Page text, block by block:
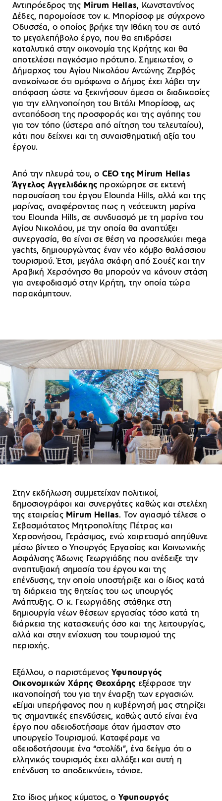
Αντιπρόεδρος της Μirum Hellas, Kωνσταντίνος
Δέδες, παρομοίασε τον κ. Μπορίσοφ με σύγχρονο
Οδυσσέα, ο οποίος βρήκε την Ιθάκη του σε αυτό
το μεγαλεπήβολο έργο, που θα επιδράσει
καταλυτικά στην οικονομία της Κρήτης και θα
αποτελέσει παγκόσμιο πρότυπο. Σημειωτέον, ο
Δήμαρχος του Αγίου Νικολάου Αντώνης Ζερβός
ανακοίνωσε ότι ομόφωνα ο Δήμος έχει λάβει την
απόφαση ώστε να ξεκινήσουν άμεσα οι διαδικασίες
για την ελληνοποίηση του Βιτάλι Μπορίσοφ, ως
ανταπόδοση της προσφοράς και της αγάπης του
για τον τόπο (ύστερα από αίτηση του τελευταίου),
κάτι που δείχνει και τη συναισθηματική αξία του
έργου.
Από την πλευρά του, ο CEO της Mirum Hellas
Άγγελος Αγγελιδάκης προχώρησε σε εκτενή
παρουσίαση του έργου Elounda Hills, αλλά και της
μαρίνας, αναφέροντας πως η νεότευκτη μαρίνα
του Elounda Hills, σε συνδυασμό με τη μαρίνα του
Αγίου Νικολάου, με την οποία θα αναπτύξει
συνεργασία, θα είναι σε θέση να προσελκύει mega
yachts, δημιουργώντας έναν νέο κόμβο θαλάσσιου
τουρισμού. Έτσι, μεγάλα σκάφη από Σουέζ και την
Αραβική Χερσόνησο θα μπορούν να κάνουν στάση
για ανεφοδιασμό στην Κρήτη, την οποία τώρα
παρακάμπτουν.
Στην εκδήλωση συμμετείχαν πολιτικοί,
δημοσιογράφοι και συνεργάτες καθώς και στελέχη
της εταιρείας Mirum Ηellas. Τον αγιασμό τέλεσε ο
Σεβασμιότατος Μητροπολίτης Πέτρας και
Χερσονήσου, Γεράσιμος, ενώ χαιρετισμό απηύθυνε
μέσω βίντεο ο Υπουργός Εργασίας και Κοινωνικής
Ασφάλισης Άδωνις Γεωργιάδης που ανέδειξε την
αναπτυξιακή σημασία του έργου και της
επένδυσης, την οποία υποστήριξε και ο ίδιος κατά
τη διάρκεια της θητείας του ως υπουργός
Ανάπτυξης. Ο κ. Γεωργιάδης στάθηκε στη
δημιουργία νέων θέσεων εργασίας τόσο κατά τη
διάρκεια της κατασκευής όσο και της λειτουργίας,
αλλά και στην ενίσχυση του τουρισμού της
περιοχής.
Εξάλλου, ο παριστάμενοςΥφυπουργός
Οικονομικών Χάρης Θεοχάρης εξέφρασε την
ικανοποίησή του για την έναρξη των εργασιών.
«Eίμαι υπερήφανος που η κυβέρνησή μας στηρίζει
τις σημαντικές επενδύσεις, καθώς αυτό είναι ένα
έργο που αδειοδοτήσαμε όταν ήμασταν στο
υπουργείο Τουρισμού. Καταφέραμε να
αδειοδοτήσουμε ένα “στολίδι”, ένα δείγμα ότι ο
ελληνικός τουρισμός έχει αλλάξει και αυτή η
επένδυση το αποδεικνύει», τόνισε.
Στο ίδιος μήκος κύματος, ο Υφυπουργός